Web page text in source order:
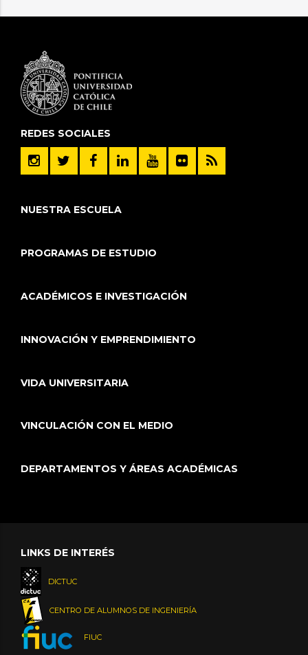
REDES SOCIALES
NUESTRA ESCUELA
PROGRAMAS DE ESTUDIO
ACADÉMICOS E INVESTIGACIÓN
INNOVACIÓN Y EMPRENDIMIENTO
VIDA UNIVERSITARIA
VINCULACIÓN CON EL MEDIO
DEPARTAMENTOS Y ÁREAS ACADÉMICAS
LINKS DE INTERÉS
DICTUC
CENTRO DE ALUMNOS DE INGENIERÍA
FIUC